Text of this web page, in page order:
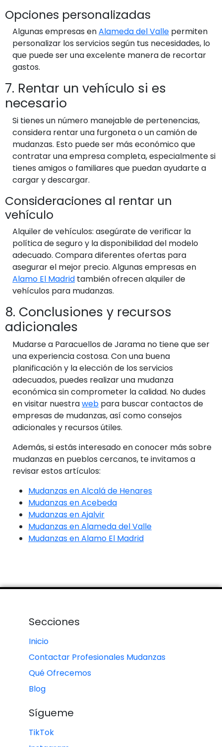
Opciones personalizadas
Algunas empresas enAlameda del Valle permiten
personalizar los servicios según tus necesidades, lo
que puede ser una excelente manera de recortar
gastos.
7. Rentar un vehículo si es
necesario
Si tienes un número manejable de pertenencias,
considera rentar una furgoneta o un camión de
mudanzas. Esto puede ser más económico que
contratar una empresa completa, especialmente si
tienes amigos o familiares que puedan ayudarte a
cargar y descargar.
Consideraciones al rentar un
vehículo
Alquiler de vehículos: asegúrate de verificar la
política de seguro y la disponibilidad del modelo
adecuado. Compara diferentes ofertas para
asegurar el mejor precio. Algunas empresas en
Alamo El Madrid también ofrecen alquiler de
vehículos para mudanzas.
8. Conclusiones y recursos
adicionales
Mudarse a Paracuellos de Jarama no tiene que ser
una experiencia costosa. Con una buena
planificación y la elección de los servicios
adecuados, puedes realizar una mudanza
económica sin comprometer la calidad. No dudes
en visitar nuestraweb para buscar contactos de
empresas de mudanzas, así como consejos
adicionales y recursos útiles.
Además, si estás interesado en conocer más sobre
mudanzas en pueblos cercanos, te invitamos a
revisar estos artículos:
Mudanzas en Alcalá de Henares
Mudanzas en Acebeda
Mudanzas en Ajalvir
Mudanzas en Alameda del Valle
Mudanzas en Alamo El Madrid
Secciones
Inicio
Contactar Profesionales Mudanzas
Qué Ofrecemos
Blog
Sígueme
TikTok